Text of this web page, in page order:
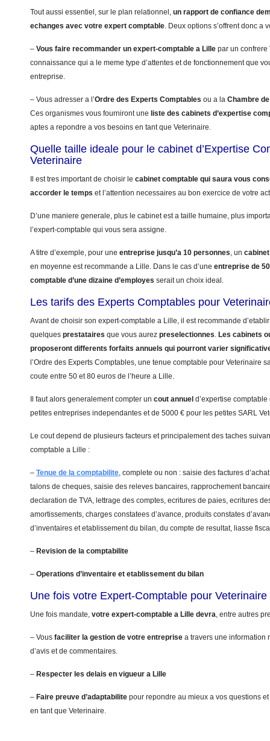
Tout aussi essentiel, sur le plan relationnel, un rapport de confiance
echanges avec votre expert comptable. Deux options s’offrent donc a
– Vous faire recommander un expert-comptable a Lille par un confrere
connaissance qui a le meme type d’attentes et de fonctionnement que
entreprise.
– Vous adresser a l’Ordre des Experts Comptables ou a la Chambre
Ces organismes vous fourniront une liste des cabinets d’expertise
aptes a repondre a vos besoins en tant que Veterinaire.
Quelle taille ideale pour le cabinet d’Expertise
Veterinaire
Il est tres important de choisir le cabinet comptable qui saura vous
accorder le temps et l’attention necessaires au bon exercice de votre
D’une maniere generale, plus le cabinet est a taille humaine, plus
l’expert-comptable qui vous sera assigne.
A titre d’exemple, pour une entreprise jusqu’a 10 personnes, un
en moyenne est recommande a Lille. Dans le cas d’une entreprise de
comptable d’une dizaine d’employes serait un choix ideal.
Les tarifs des Experts Comptables pour
Avant de choisir son expert-comptable a Lille, il est recommande
quelques prestataires que vous aurez preselectionnes. Les cabinets
proposeront differents forfaits annuels qui pourront varier
l’Ordre des Experts Comptables, une tenue comptable pour Veterinaire
coute entre 50 et 80 euros de l’heure a Lille.
Il faut alors generalement compter un cout annuel d’expertise
petites entreprises independantes et de 5000 € pour les petites SARL
Le cout depend de plusieurs facteurs et principalement des taches
comptable a Lille :
– Tenue de la comptabilite, complete ou non : saisie des factures
talons de cheques, saisie des releves bancaires, rapprochement
declaration de TVA, lettrage des comptes, ecritures de paies, ecritures
amortissements, charges constatees d’avance, produits constates
d’inventaires et etablissement du bilan, du compte de resultat, liasse
– Revision de la comptabilite
– Operations d’inventaire et etablissement du bilan
Une fois votre Expert-Comptable pour
Une fois mandate, votre expert-comptable a Lille devra, entre autres
– Vous faciliter la gestion de votre entreprise a travers une information
d’avis et de commentaires.
– Respecter les delais en vigueur a Lille
– Faire preuve d’adaptabilite pour repondre au mieux a vos questions
en tant que Veterinaire.